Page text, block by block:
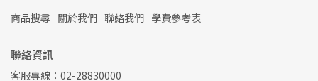
商品搜尋 關於我們 聯絡我們 學費參考表
聯絡資訊
客服專線：02-28830000